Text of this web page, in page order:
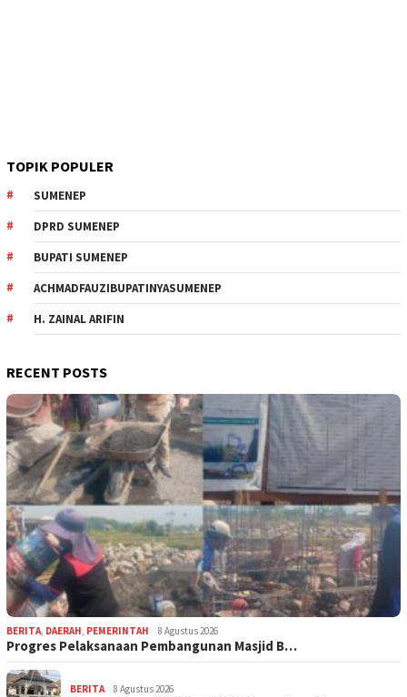
TOPIK POPULER
SUMENEP
DPRD SUMENEP
BUPATI SUMENEP
ACHMADFAUZIBUPATINYASUMENEP
H. ZAINAL ARIFIN
RECENT POSTS
BERITA, DAERAH, PEMERINTAH 8 Agustus 2026
Progres Pelaksanaan Pembangunan Masjid B…
BERITA 8 Agustus 2026